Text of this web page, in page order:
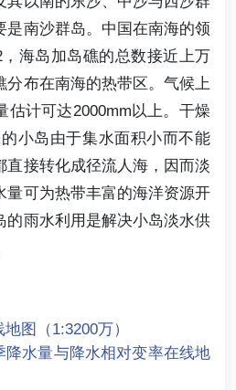
南沙群岛。中国在南海的领
海岛加岛礁的总数接近上万
分布在南海的热带区。气候上
估计可达2000mm以上。干燥
小岛由于集水面积小而不能
直接转化成径流人海，因而淡
量可为热带丰富的海洋资源开
的雨水利用是解决小岛淡水供
图（1:3200万）
降水量与降水相对变率在线地